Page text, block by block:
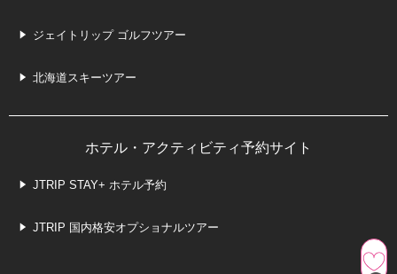
ジェイトリップ ゴルフツアー
北海道スキーツアー
ホテル・アクティビティ予約サイト
JTRIP STAY+ ホテル予約
JTRIP 国内格安オプショナルツアー